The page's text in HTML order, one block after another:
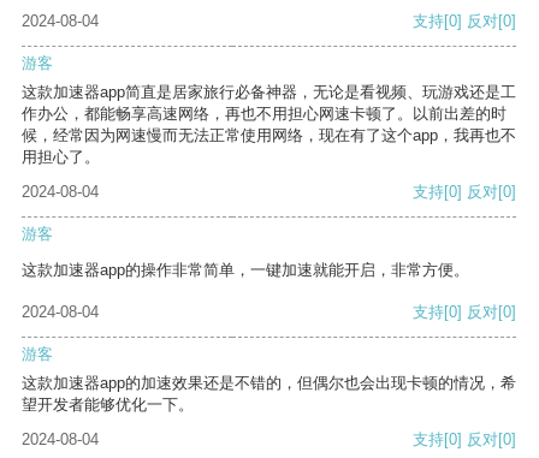
2024-08-04
支持[0] 反对[0]
游客
这款加速器app简直是居家旅行必备神器，无论是看视频、玩游戏还是工
作办公，都能畅享高速网络，再也不用担心网速卡顿了。以前出差的时
候，经常因为网速慢而无法正常使用网络，现在有了这个app，我再也不
用担心了。
2024-08-04
支持[0] 反对[0]
游客
这款加速器app的操作非常简单，一键加速就能开启，非常方便。
2024-08-04 支持[0] 反对[0]
游客
这款加速器app的加速效果还是不错的，但偶尔也会出现卡顿的情况，希
望开发者能够优化一下。
2024-08-04
支持[0] 反对[0]